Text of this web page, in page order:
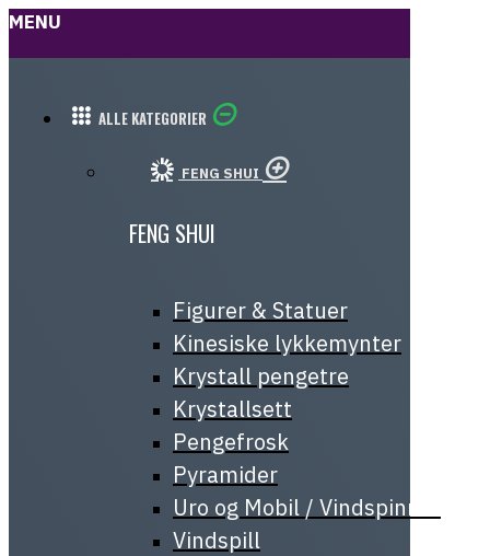
MENU
ALLE KATEGORIER
FENG SHUI
FENG SHUI
Figurer & Statuer
Kinesiske lykkemynter
Krystall pengetre
Krystallsett
Pengefrosk
Pyramider
Uro og Mobil / Vindspinner
Vindspill